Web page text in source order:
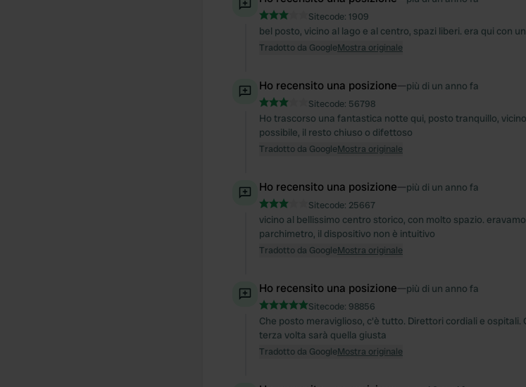
Sitecode: 1909
bel posto, vicino al lago e al centro, spazi liberi. era qui con
Tradotto da GoogleMostra originale
Ho recensito una posizione—più di un anno fa
Sitecode: 56798
Ho trascorso una fantastica notte qui, posto tranquillo,
possibile, il resto chiuso o difettoso
Tradotto da GoogleMostra originale
Ho recensito una posizione—più di un anno fa
Sitecode: 25667
vicino al bellissimo centro storico, con molto spazio.
parchimetro, il dispositivo non è intuitivo
Tradotto da GoogleMostra originale
Ho recensito una posizione—più di un anno fa
Sitecode: 98856
Che posto meraviglioso, c'è tutto. Direttori cordiali e ospitali.
terza volta sarà quella giusta
Tradotto da GoogleMostra originale